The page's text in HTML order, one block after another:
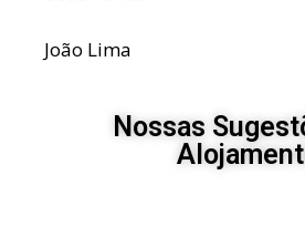
João Lima
Nossas